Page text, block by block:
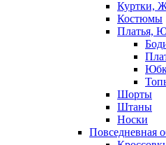
Куртки,
Костюмы
Платья,
Шорты
Штаны
Носки
Повседневная